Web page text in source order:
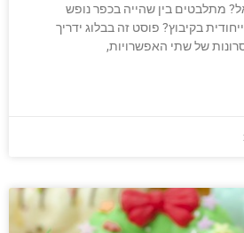
מתלבטים בין שהייה בכפר נופש
בקיבוץ? פוסט זה בבלוג ידריך
של שתי האפשרויות,